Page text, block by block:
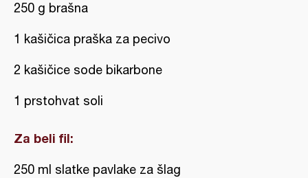
250 g brašna
1 kašičica praška za pecivo
2 kašičice sode bikarbone
1 prstohvat soli
Za beli fil:
250 ml slatke pavlake za šlag